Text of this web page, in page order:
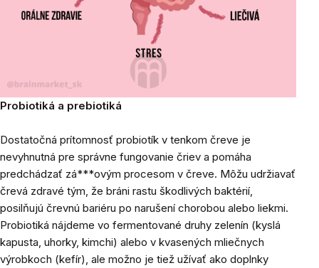
Probiotiká a prebiotiká
Dostatočná prítomnosť probiotík v tenkom čreve je
nevyhnutná pre správne fungovanie čriev a pomáha
predchádzať zá***ovým procesom v čreve. Môžu udržiavať
črevá zdravé tým, že bráni rastu škodlivých baktérií,
posilňujú črevnú bariéru po narušení chorobou alebo liekmi.
Probiotiká nájdeme vo fermentované druhy zelenín (kyslá
kapusta, uhorky, kimchi) alebo v kvasených mliečnych
výrobkoch (kefír), ale možno je tiež užívať ako doplnky